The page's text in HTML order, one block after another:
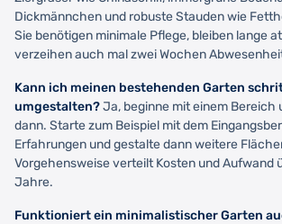
Dickmännchen und robuste Stauden wie
Sie benötigen minimale Pflege, bleiben lange
verzeihen auch mal zwei Wochen
Kann ich meinen bestehenden Garten
umgestalten?Ja, beginne mit einem Bereich
dann. Starte zum Beispiel mit dem
Erfahrungen und gestalte dann weitere
Vorgehensweise verteilt Kosten und Aufwand
Jahre.
Funktioniert ein minimalistischer Garten